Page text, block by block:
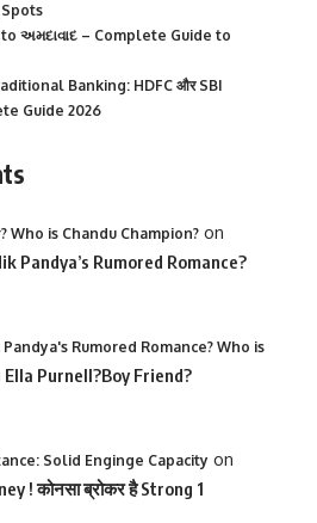
અમદાવાદ – Complete Guide to
Banking: HDFC और SBI
Guide 2026
Who is Chandu Champion? on
Pandya’s Rumored Romance?
Rumored Romance? Who is
Ella Purnell?Boy Friend?
Solid Enginge Capacity on
! कोनसा ब्रोकर है Strong 1